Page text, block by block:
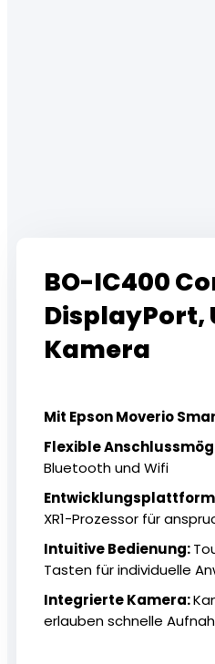
BO-IC400
DisplayPort,
Kamera
Mit Epson Moverio
Flexible
Bluetooth und Wifi
XR1-Prozessor für
Intuitive Bedienung:
Tasten für individuelle
Integrierte Kamera:
erlauben schnelle